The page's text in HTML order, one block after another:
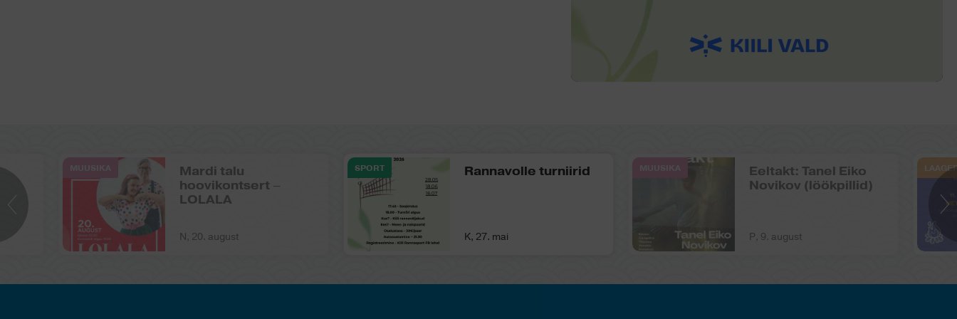
MUUSIKA
Mardi talu
hoovikontsert –
LOLALA
N, 20. august
SPORT Rannavolle turniirid
K, 27. mai
MUUSIKA
Eeltakt: Tanel Eiko
Novikov (löökpillid)
P, 9. august